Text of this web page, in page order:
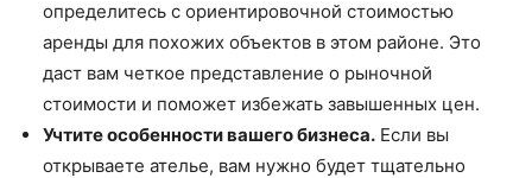
определитесь с ориентировочной стоимостью
аренды для похожих объектов в этом районе. Это
даст вам четкое представление о рыночной
стоимости и поможет избежать завышенных цен.
Учтите особенности вашего бизнеса. Если вы
открываете ателье, вам нужно будет тщательно